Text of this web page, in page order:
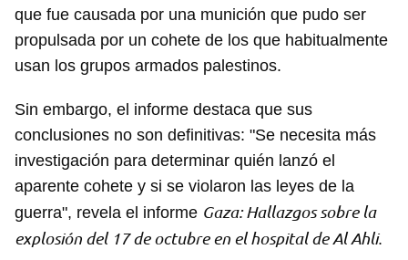
que fue causada por una munición que pudo ser
propulsada por un cohete de los que habitualmente
usan los grupos armados palestinos.
Sin embargo, el informe destaca que sus
conclusiones no son definitivas: "Se necesita más
investigación para determinar quién lanzó el
aparente cohete y si se violaron las leyes de la
guerra", revela el informe Gaza: Hallazgos sobre la
explosión del 17 de octubre en el hospital de Al Ahli.